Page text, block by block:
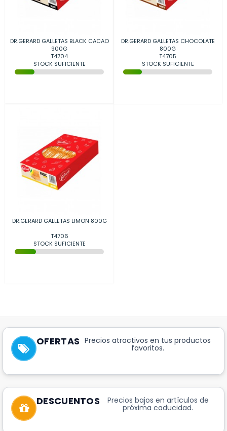
DR.GERARD GALLETAS BLACK CACAO
900G
T4704
STOCK SUFICIENTE
DR.GERARD GALLETAS CHOCOLATE
800G
T4705
STOCK SUFICIENTE
DR.GERARD GALLETAS LIMON 800G
T4706
STOCK SUFICIENTE
OFERTAS Precios atractivos en tus productos
favoritos.
DESCUENTOS Precios bajos en artículos de
próxima caducidad.